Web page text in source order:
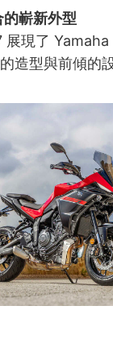
嶄新外型
現了
造型與前傾的